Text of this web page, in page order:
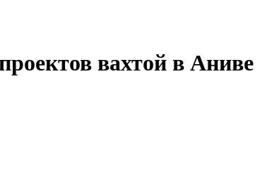
вахтой в Аниве